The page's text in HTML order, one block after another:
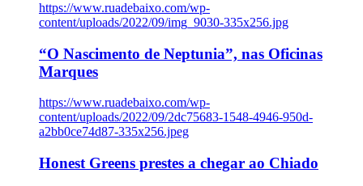
https://www.ruadebaixo.com/wp-
content/uploads/2022/09/img_9030-335x256.jpg
“O Nascimento de Neptunia”, nas Oficinas
Marques
https://www.ruadebaixo.com/wp-
content/uploads/2022/09/2dc75683-1548-4946-950d-
a2bb0ce74d87-335x256.jpeg
Honest Greens prestes a chegar ao Chiado